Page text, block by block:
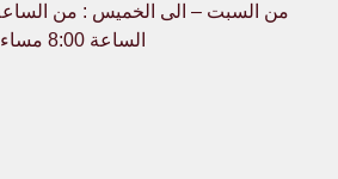
الساعة 8:00 مساءا